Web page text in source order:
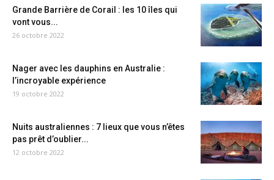
Grande Barrière de Corail : les 10 îles qui
vont vous...
26 octobre 2022
Nager avec les dauphins en Australie :
l’incroyable expérience
19 octobre 2022
Nuits australiennes : 7 lieux que vous n’êtes
pas prêt d’oublier...
12 octobre 2022